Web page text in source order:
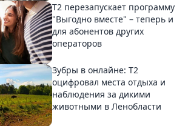
Т2 перезапускает программу
"Выгодно вместе" – теперь и
для абонентов других
операторов
Зубры в онлайне: Т2
оцифровал места отдыха и
наблюдения за дикими
животными в Ленобласти